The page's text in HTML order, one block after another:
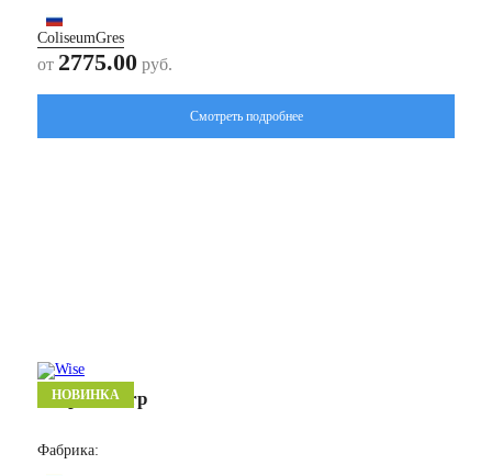
ColiseumGres
от 2775.00 руб.
Смотреть подробнее
НОВИНКА
Шарп/ Sharp
Фабрика: